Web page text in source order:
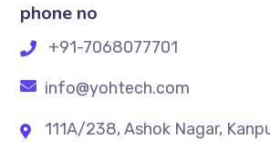
phone no
+91-7068077701
info@yohtech.com
111A/238, Ashok Nagar,